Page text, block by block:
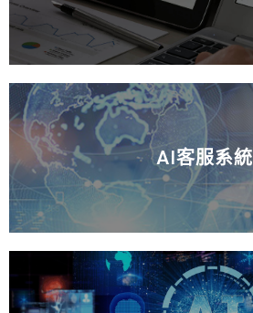
AI客服系統